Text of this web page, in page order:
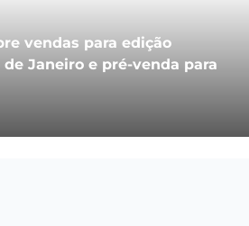
vendas para edição
Janeiro e pré-venda para